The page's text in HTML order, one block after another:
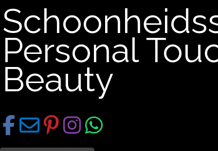
Personal
Beauty